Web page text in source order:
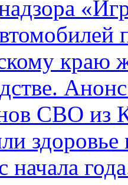
краю
СВО из
начала